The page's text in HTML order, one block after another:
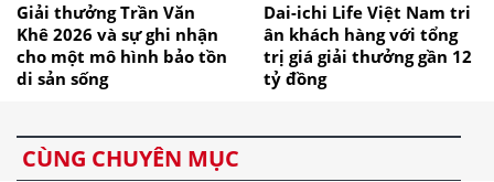
Giải thưởng Trần Văn
Khê 2026 và sự ghi nhận
cho một mô hình bảo tồn
di sản sống
Dai-ichi Life Việt Nam tri
ân khách hàng với tổng
trị giá giải thưởng gần 12
tỷ đồng
CÙNG CHUYÊN MỤC